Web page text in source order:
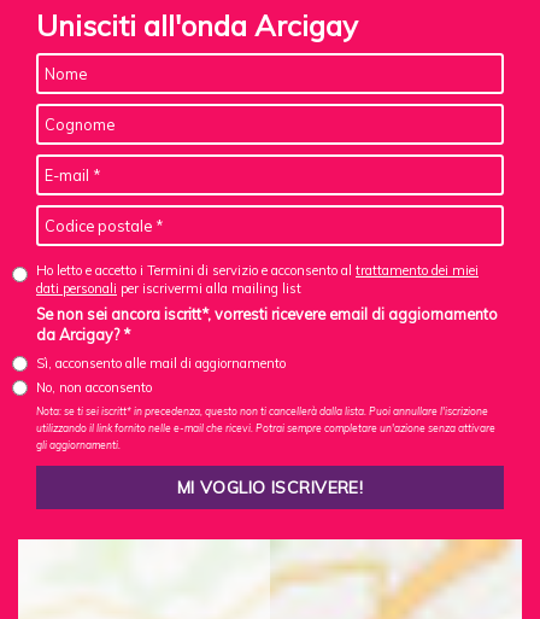
Unisciti all'onda Arcigay
Ho letto e accetto i Termini di servizio e acconsento al trattamento dei miei
dati personali per iscrivermi alla mailing list
Se non sei ancora iscritt*, vorresti ricevere email di aggiornamento
da Arcigay? *
Sì, acconsento alle mail di aggiornamento
No, non acconsento
Nota: se ti sei iscritt* in precedenza, questo non ti cancellerà dalla lista. Puoi annullare l'iscrizione
utilizzando il link fornito nelle e-mail che ricevi. Potrai sempre completare un'azione senza attivare
gli aggiornamenti.